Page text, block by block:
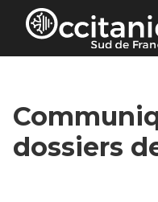
Panneau de gestion des
dossiers